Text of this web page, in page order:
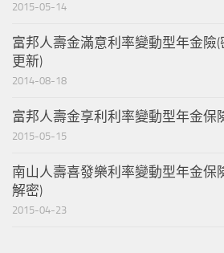
2015-05-14
富邦人壽金滿意利率變動型年金險
更新)
2014-08-18
富邦人壽金享利利率變動型年金保
2015-05-15
南山人壽喜發樂利率變動型年金保
解密)
2015-04-23